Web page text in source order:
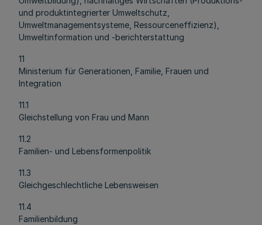
und produktintegrierter Umweltschutz,
Umweltmanagementsysteme, Ressourceneffizienz),
Umweltinformation und -berichterstattung
11
Ministerium für Generationen, Familie, Frauen und
Integration
11.1
Gleichstellung von Frau und Mann
11.2
Familien- und Lebensformenpolitik
11.3
Gleichgeschlechtliche Lebensweisen
11.4
Familienbildung